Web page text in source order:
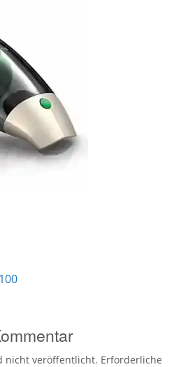
nicht veröffentlicht. Erforderliche